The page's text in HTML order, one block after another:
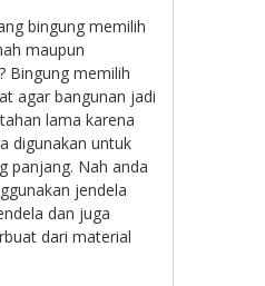
bingung memilih
maupun
Bingung memilih
agar bangunan jadi
lama karena
digunakan untuk
panjang. Nah anda
jendela
dan juga
dari material